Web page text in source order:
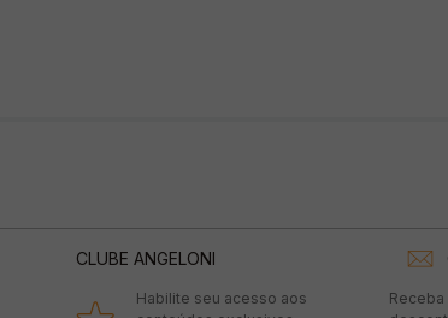
CLUBE ANGELONI
Habilite seu acesso aos